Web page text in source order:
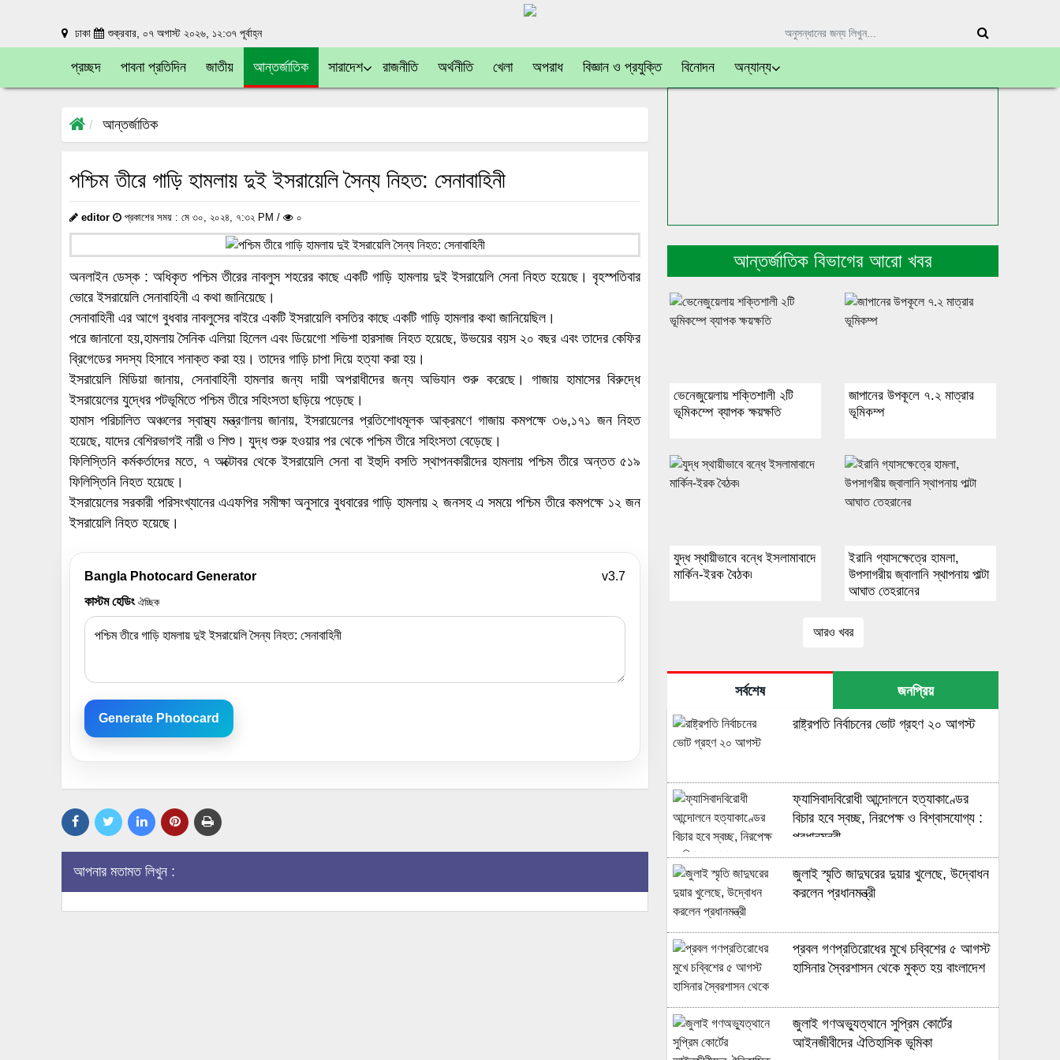
ঢাকা শুক্রবার, ০৭ অগাস্ট ২০২৬, ১২:৩৭ পূর্বাহ্ন
প্রচ্ছদ পাবনা প্রতিদিন জাতীয় আন্তর্জাতিক সারাদেশ রাজনীতি অর্থনীতি খেলা অপরাধ বিজ্ঞান ও প্রযুক্তি বিনোদন অন্যান্য
আন্তর্জাতিক
পশ্চিম তীরে গাড়ি হামলায় দুই ইসরায়েলি সৈন্য নিহত: সেনাবাহিনী
editor প্রকাশের সময় : মে ৩০, ২০২৪, ৭:৩২ PM / ০
অনলাইন ডেস্ক : অধিকৃত পশ্চিম তীরের নাবলুস শহরের কাছে একটি গাড়ি হামলায় দুই ইসরায়েলি সেনা নিহত হয়েছে। বৃহস্পতিবার
ভোরে ইসরায়েলি সেনাবাহিনী এ কথা জানিয়েছে।
সেনাবাহিনী এর আগে বুধবার নাবলুসের বাইরে একটি ইসরায়েলি বসতির কাছে একটি গাড়ি হামলার কথা জানিয়েছিল।
পরে জানানো হয়,হামলায় সৈনিক এলিয়া হিলেল এবং ডিয়েগো শভিশা হারসাজ নিহত হয়েছে, উভয়ের বয়স ২০ বছর এবং তাদের কেফির
ব্রিগেডের সদস্য হিসাবে শনাক্ত করা হয়। তাদের গাড়ি চাপা দিয়ে হত্যা করা হয়।
ইসরায়েলি মিডিয়া জানায়, সেনাবাহিনী হামলার জন্য দায়ী অপরাধীদের জন্য অভিযান শুরু করেছে। গাজায় হামাসের বিরুদ্ধে
ইসরায়েলের যুদ্ধের পটভূমিতে পশ্চিম তীরে সহিংসতা ছড়িয়ে পড়েছে।
হামাস পরিচালিত অঞ্চলের স্বাস্থ্য মন্ত্রণালয় জানায়, ইসরায়েলের প্রতিশোধমূলক আক্রমণে গাজায় কমপক্ষে ৩৬,১৭১ জন নিহত
হয়েছে, যাদের বেশিরভাগই নারী ও শিশু। যুদ্ধ শুরু হওয়ার পর থেকে পশ্চিম তীরে সহিংসতা বেড়েছে।
ফিলিস্তিনি কর্মকর্তাদের মতে, ৭ অক্টোবর থেকে ইসরায়েলি সেনা বা ইহুদি বসতি স্থাপনকারীদের হামলায় পশ্চিম তীরে অন্তত ৫১৯
ফিলিস্তিনি নিহত হয়েছে।
ইসরায়েলের সরকারী পরিসংখ্যানের এএফপির সমীক্ষা অনুসারে বুধবারের গাড়ি হামলায় ২ জনসহ এ সময়ে পশ্চিম তীরে কমপক্ষে ১২ জন
ইসরায়েলি নিহত হয়েছে।
Bangla Photocard Generator
v3.7
কাস্টম হেডিং ঐচ্ছিক
Generate Photocard
আপনার মতামত লিখুন :
আন্তর্জাতিক বিভাগের আরো খবর
ভেনেজুয়েলায় শক্তিশালী ২টি
ভূমিকম্পে ব্যাপক ক্ষয়ক্ষতি
জাপানের উপকূলে ৭.২ মাত্রার
ভূমিকম্প
যুদ্ধ স্থায়ীভাবে বন্ধে ইসলামাবাদে
মার্কিন-ইরক বৈঠক৷
ইরানি গ্যাসক্ষেত্রে হামলা,
উপসাগরীয় জ্বালানি স্থাপনায় পাল্টা
আঘাত তেহরানের
আরও খবর
সর্বশেষ জনপ্রিয়
রাষ্ট্রপতি নির্বাচনের ভোট গ্রহণ ২০ আগস্ট
ফ্যাসিবাদবিরোধী আন্দোলনে হত্যাকাণ্ডের
বিচার হবে স্বচ্ছ, নিরপেক্ষ ও বিশ্বাসযোগ্য :
প্রধানমন্ত্রী
জুলাই স্মৃতি জাদুঘরের দুয়ার খুলেছে, উদ্বোধন
করলেন প্রধানমন্ত্রী
প্রবল গণপ্রতিরোধের মুখে চব্বিশের ৫ আগস্ট
হাসিনার স্বৈরশাসন থেকে মুক্ত হয় বাংলাদেশ
জুলাই গণঅভ্যুত্থানে সুপ্রিম কোর্টের
আইনজীবীদের ঐতিহাসিক ভূমিকা